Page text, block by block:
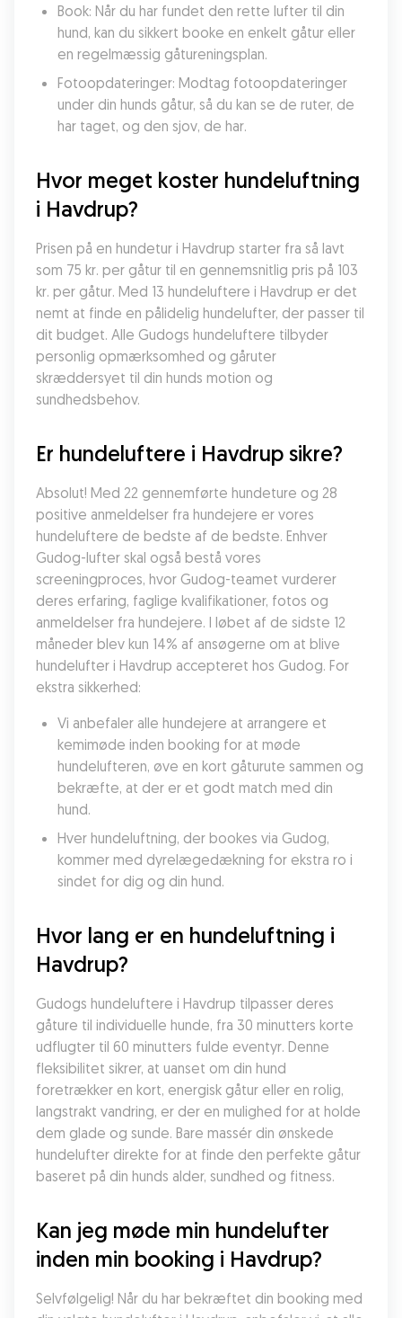
Book: Når du har fundet den rette lufter til din
hund, kan du sikkert booke en enkelt gåtur eller
en regelmæssig gåtureningsplan.
Fotoopdateringer: Modtag fotoopdateringer
under din hunds gåtur, så du kan se de ruter, de
har taget, og den sjov, de har.
Hvor meget koster hundeluftning
i Havdrup?
Prisen på en hundetur i Havdrup starter fra så lavt
som 75 kr. per gåtur til en gennemsnitlig pris på 103
kr. per gåtur. Med 13 hundeluftere i Havdrup er det
nemt at finde en pålidelig hundelufter, der passer til
dit budget. Alle Gudogs hundeluftere tilbyder
personlig opmærksomhed og gåruter
skræddersyet til din hunds motion og
sundhedsbehov.
Er hundeluftere i Havdrup sikre?
Absolut! Med 22 gennemførte hundeture og 28
positive anmeldelser fra hundejere er vores
hundeluftere de bedste af de bedste. Enhver
Gudog-lufter skal også bestå vores
screeningproces, hvor Gudog-teamet vurderer
deres erfaring, faglige kvalifikationer, fotos og
anmeldelser fra hundejere. I løbet af de sidste 12
måneder blev kun 14% af ansøgerne om at blive
hundelufter i Havdrup accepteret hos Gudog. For
ekstra sikkerhed:
Vi anbefaler alle hundejere at arrangere et
kemimøde inden booking for at møde
hundelufteren, øve en kort gåturute sammen og
bekræfte, at der er et godt match med din
hund.
Hver hundeluftning, der bookes via Gudog,
kommer med dyrelægedækning for ekstra ro i
sindet for dig og din hund.
Hvor lang er en hundeluftning i
Havdrup?
Gudogs hundeluftere i Havdrup tilpasser deres
gåture til individuelle hunde, fra 30 minutters korte
udflugter til 60 minutters fulde eventyr. Denne
fleksibilitet sikrer, at uanset om din hund
foretrækker en kort, energisk gåtur eller en rolig,
langstrakt vandring, er der en mulighed for at holde
dem glade og sunde. Bare massér din ønskede
hundelufter direkte for at finde den perfekte gåtur
baseret på din hunds alder, sundhed og fitness.
Kan jeg møde min hundelufter
inden min booking i Havdrup?
Selvfølgelig! Når du har bekræftet din booking med